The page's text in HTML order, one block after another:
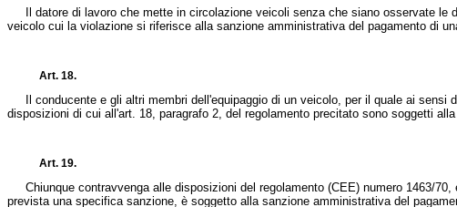
Il datore di lavoro che mette in circolazione veicoli senza che siano osservate
veicolo cui la violazione si riferisce alla sanzione amministrativa del pagamento di
Art. 18.
Il conducente e gli altri membri dell'equipaggio di un veicolo, per il quale ai sensi
disposizioni di cui all'art. 18, paragrafo 2, del regolamento precitato sono soggetti
Art. 19.
Chiunque contravvenga alle disposizioni del regolamento (CEE) numero 1463/
prevista una specifica sanzione, è soggetto alla sanzione amministrativa del